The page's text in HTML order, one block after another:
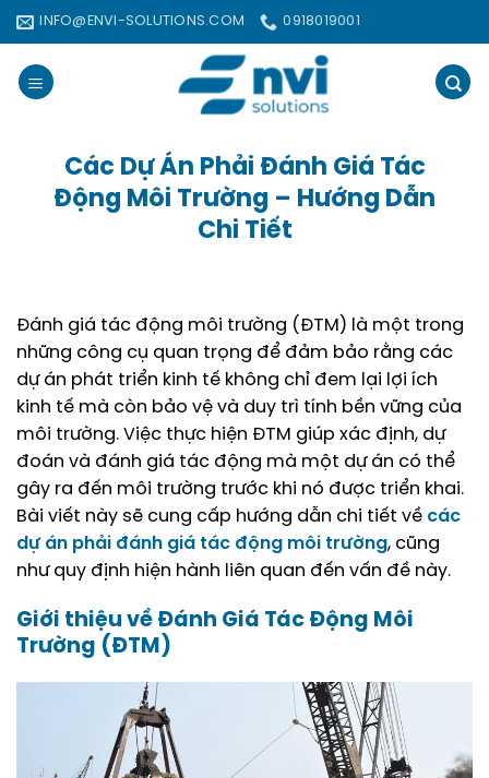
Bỏ
qua
nội
dung
INFO@ENVI-SOLUTIONS.COM 0918019001
Các Dự Án Phải Đánh Giá Tác
Động Môi Trường – Hướng Dẫn
Chi Tiết
Đánh giá tác động môi trường (ĐTM) là một trong
những công cụ quan trọng để đảm bảo rằng các
dự án phát triển kinh tế không chỉ đem lại lợi ích
kinh tế mà còn bảo vệ và duy trì tính bền vững của
môi trường. Việc thực hiện ĐTM giúp xác định, dự
đoán và đánh giá tác động mà một dự án có thể
gây ra đến môi trường trước khi nó được triển khai.
Bài viết này sẽ cung cấp hướng dẫn chi tiết về các
dự án phải đánh giá tác động môi trường, cũng
như quy định hiện hành liên quan đến vấn đề này.
Giới thiệu về Đánh Giá Tác Động Môi
Trường (ĐTM)